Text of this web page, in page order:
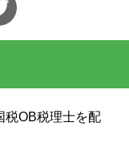
税OB税理士を配